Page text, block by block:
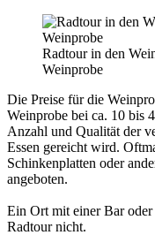
Radtour in den
Weinprobe
Die Preise für die
Weinprobe bei ca. 10 bis
Anzahl und Qualität der
Essen gereicht wird.
Schinkenplatten oder
angeboten.
Ein Ort mit einer Bar oder
Radtour nicht.